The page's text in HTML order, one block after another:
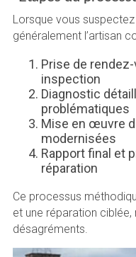
Lorsque vous
généralement l’artisan
Prise de
inspection
Diagnostic
problématiques
Mise en œuvre
modernisées
Rapport final et
réparation
Ce processus
et une réparation ciblée,
désagréments.